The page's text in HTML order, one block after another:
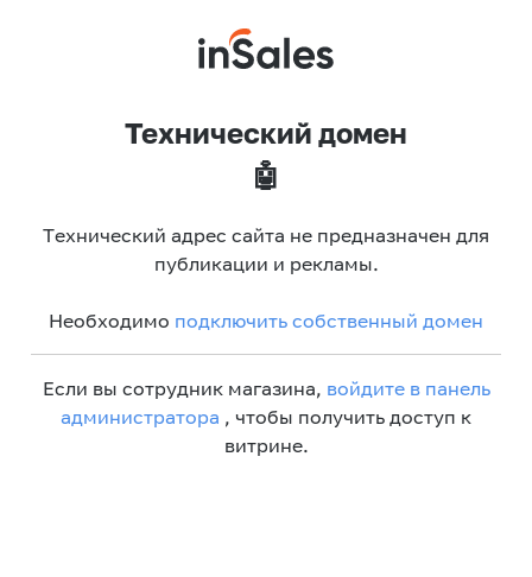
Технический домен
🤖
Технический адрес сайта не предназначен для
публикации и рекламы.
Необходимо подключить собственный домен
Если вы сотрудник магазина, войдите в панель
администратора , чтобы получить доступ к
витрине.